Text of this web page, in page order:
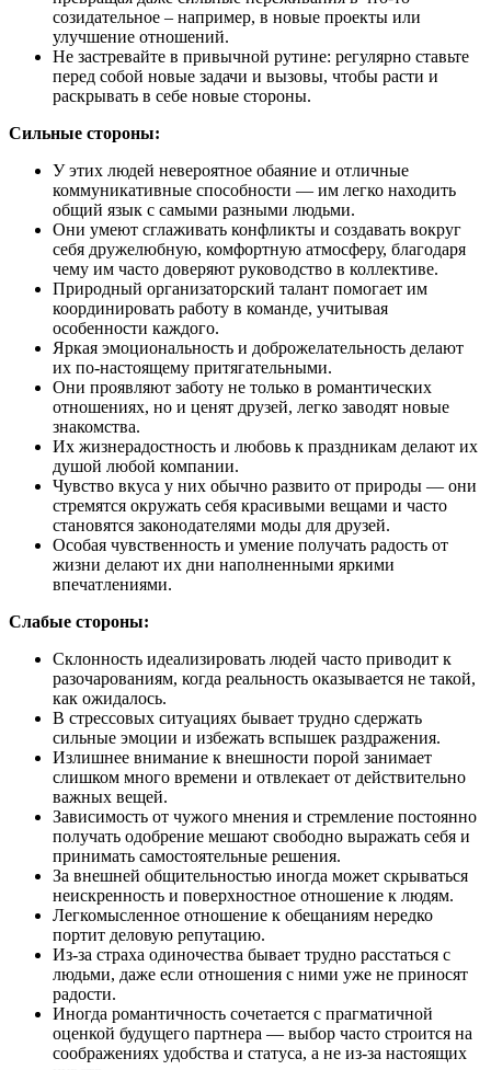
созидательное – например, в новые проекты или
улучшение отношений.
Не застревайте в привычной рутине: регулярно ставьте
перед собой новые задачи и вызовы, чтобы расти и
раскрывать в себе новые стороны.
Сильные стороны:
У этих людей невероятное обаяние и отличные
коммуникативные способности — им легко находить
общий язык с самыми разными людьми.
Они умеют сглаживать конфликты и создавать вокруг
себя дружелюбную, комфортную атмосферу, благодаря
чему им часто доверяют руководство в коллективе.
Природный организаторский талант помогает им
координировать работу в команде, учитывая
особенности каждого.
Яркая эмоциональность и доброжелательность делают
их по-настоящему притягательными.
Они проявляют заботу не только в романтических
отношениях, но и ценят друзей, легко заводят новые
знакомства.
Их жизнерадостность и любовь к праздникам делают их
душой любой компании.
Чувство вкуса у них обычно развито от природы — они
стремятся окружать себя красивыми вещами и часто
становятся законодателями моды для друзей.
Особая чувственность и умение получать радость от
жизни делают их дни наполненными яркими
впечатлениями.
Слабые стороны:
Склонность идеализировать людей часто приводит к
разочарованиям, когда реальность оказывается не такой,
как ожидалось.
В стрессовых ситуациях бывает трудно сдержать
сильные эмоции и избежать вспышек раздражения.
Излишнее внимание к внешности порой занимает
слишком много времени и отвлекает от действительно
важных вещей.
Зависимость от чужого мнения и стремление постоянно
получать одобрение мешают свободно выражать себя и
принимать самостоятельные решения.
За внешней общительностью иногда может скрываться
неискренность и поверхностное отношение к людям.
Легкомысленное отношение к обещаниям нередко
портит деловую репутацию.
Из-за страха одиночества бывает трудно расстаться с
людьми, даже если отношения с ними уже не приносят
радости.
Иногда романтичность сочетается с прагматичной
оценкой будущего партнера — выбор часто строится на
соображениях удобства и статуса, а не из-за настоящих